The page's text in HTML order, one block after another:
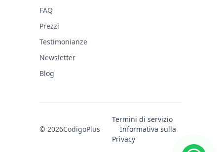
FAQ
Prezzi
Testimonianze
Newsletter
Blog
© 2026CodigoPlus
Termini di servizio
Informativa sulla
Privacy